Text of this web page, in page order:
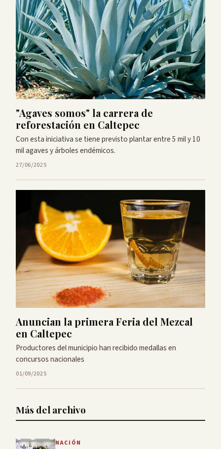
"Agaves somos" la carrera de
reforestación en Caltepec
Con esta iniciativa se tiene previsto plantar entre 5 mil y 10
mil agaves y árboles endémicos.
27/06/2025
Anuncian la primera Feria del Mezcal
en Caltepec
Productores del municipio han recibido medallas en
concursos nacionales
01/09/2025
Más del archivo
NACIÓN